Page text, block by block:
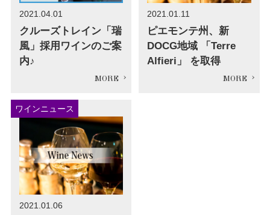
2021.04.01
クルーズトレイン「瑞
風」採用ワインのご案
内♪
2021.01.11
ピエモンテ州、新
DOCG地域 「Terre
Alfieri」 を取得
ワインニュース
2021.01.06